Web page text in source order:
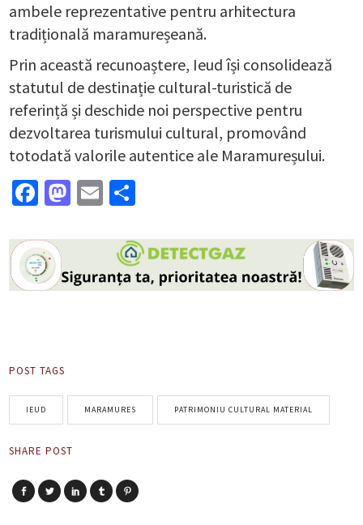
ambele reprezentative pentru arhitectura
tradițională maramureșeană.
Prin această recunoaștere, Ieud își consolidează
statutul de destinație cultural-turistică de
referință și deschide noi perspective pentru
dezvoltarea turismului cultural, promovând
totodată valorile autentice ale Maramureșului.
Facebook
Mastodon
Email
POST TAGS
IEUD MARAMURES PATRIMONIU CULTURAL MATERIAL
SHARE POST